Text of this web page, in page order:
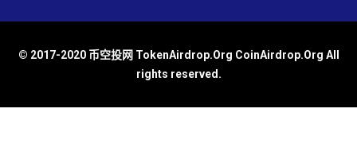
© 2017-2020 币空投网 TokenAirdrop.Org CoinAirdrop.Org All
rights reserved.